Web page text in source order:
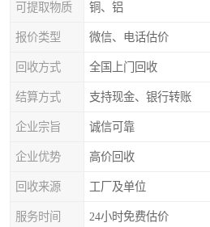
可提取物质 铜、铝
报价类型 微信、电话估价
回收方式 全国上门回收
结算方式 支持现金、银行转账
企业宗旨 诚信可靠
企业优势 高价回收
回收来源 工厂及单位
服务时间 24小时免费估价